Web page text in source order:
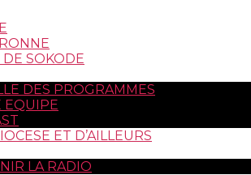
DE SOKODE
DES PROGRAMMES
EQUIPE
ET D’AILLEURS
LA RADIO